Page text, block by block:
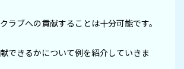
ラブへの貢献することは十分可能です。
できるかについて例を紹介していきま